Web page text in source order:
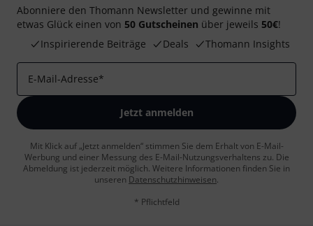
Abonniere den Thomann Newsletter und gewinne mit
etwas Glück einen von 50 Gutscheinen über jeweils 50€!
Inspirierende Beiträge
Deals Thomann Insights
E-Mail-Adresse*
Jetzt anmelden
Mit Klick auf „Jetzt anmelden“ stimmen Sie dem Erhalt von E-Mail-
Werbung und einer Messung des E-Mail-Nutzungsverhaltens zu. Die
Abmeldung ist jederzeit möglich. Weitere Informationen finden Sie in
unseren Datenschutzhinweisen.
* Pflichtfeld